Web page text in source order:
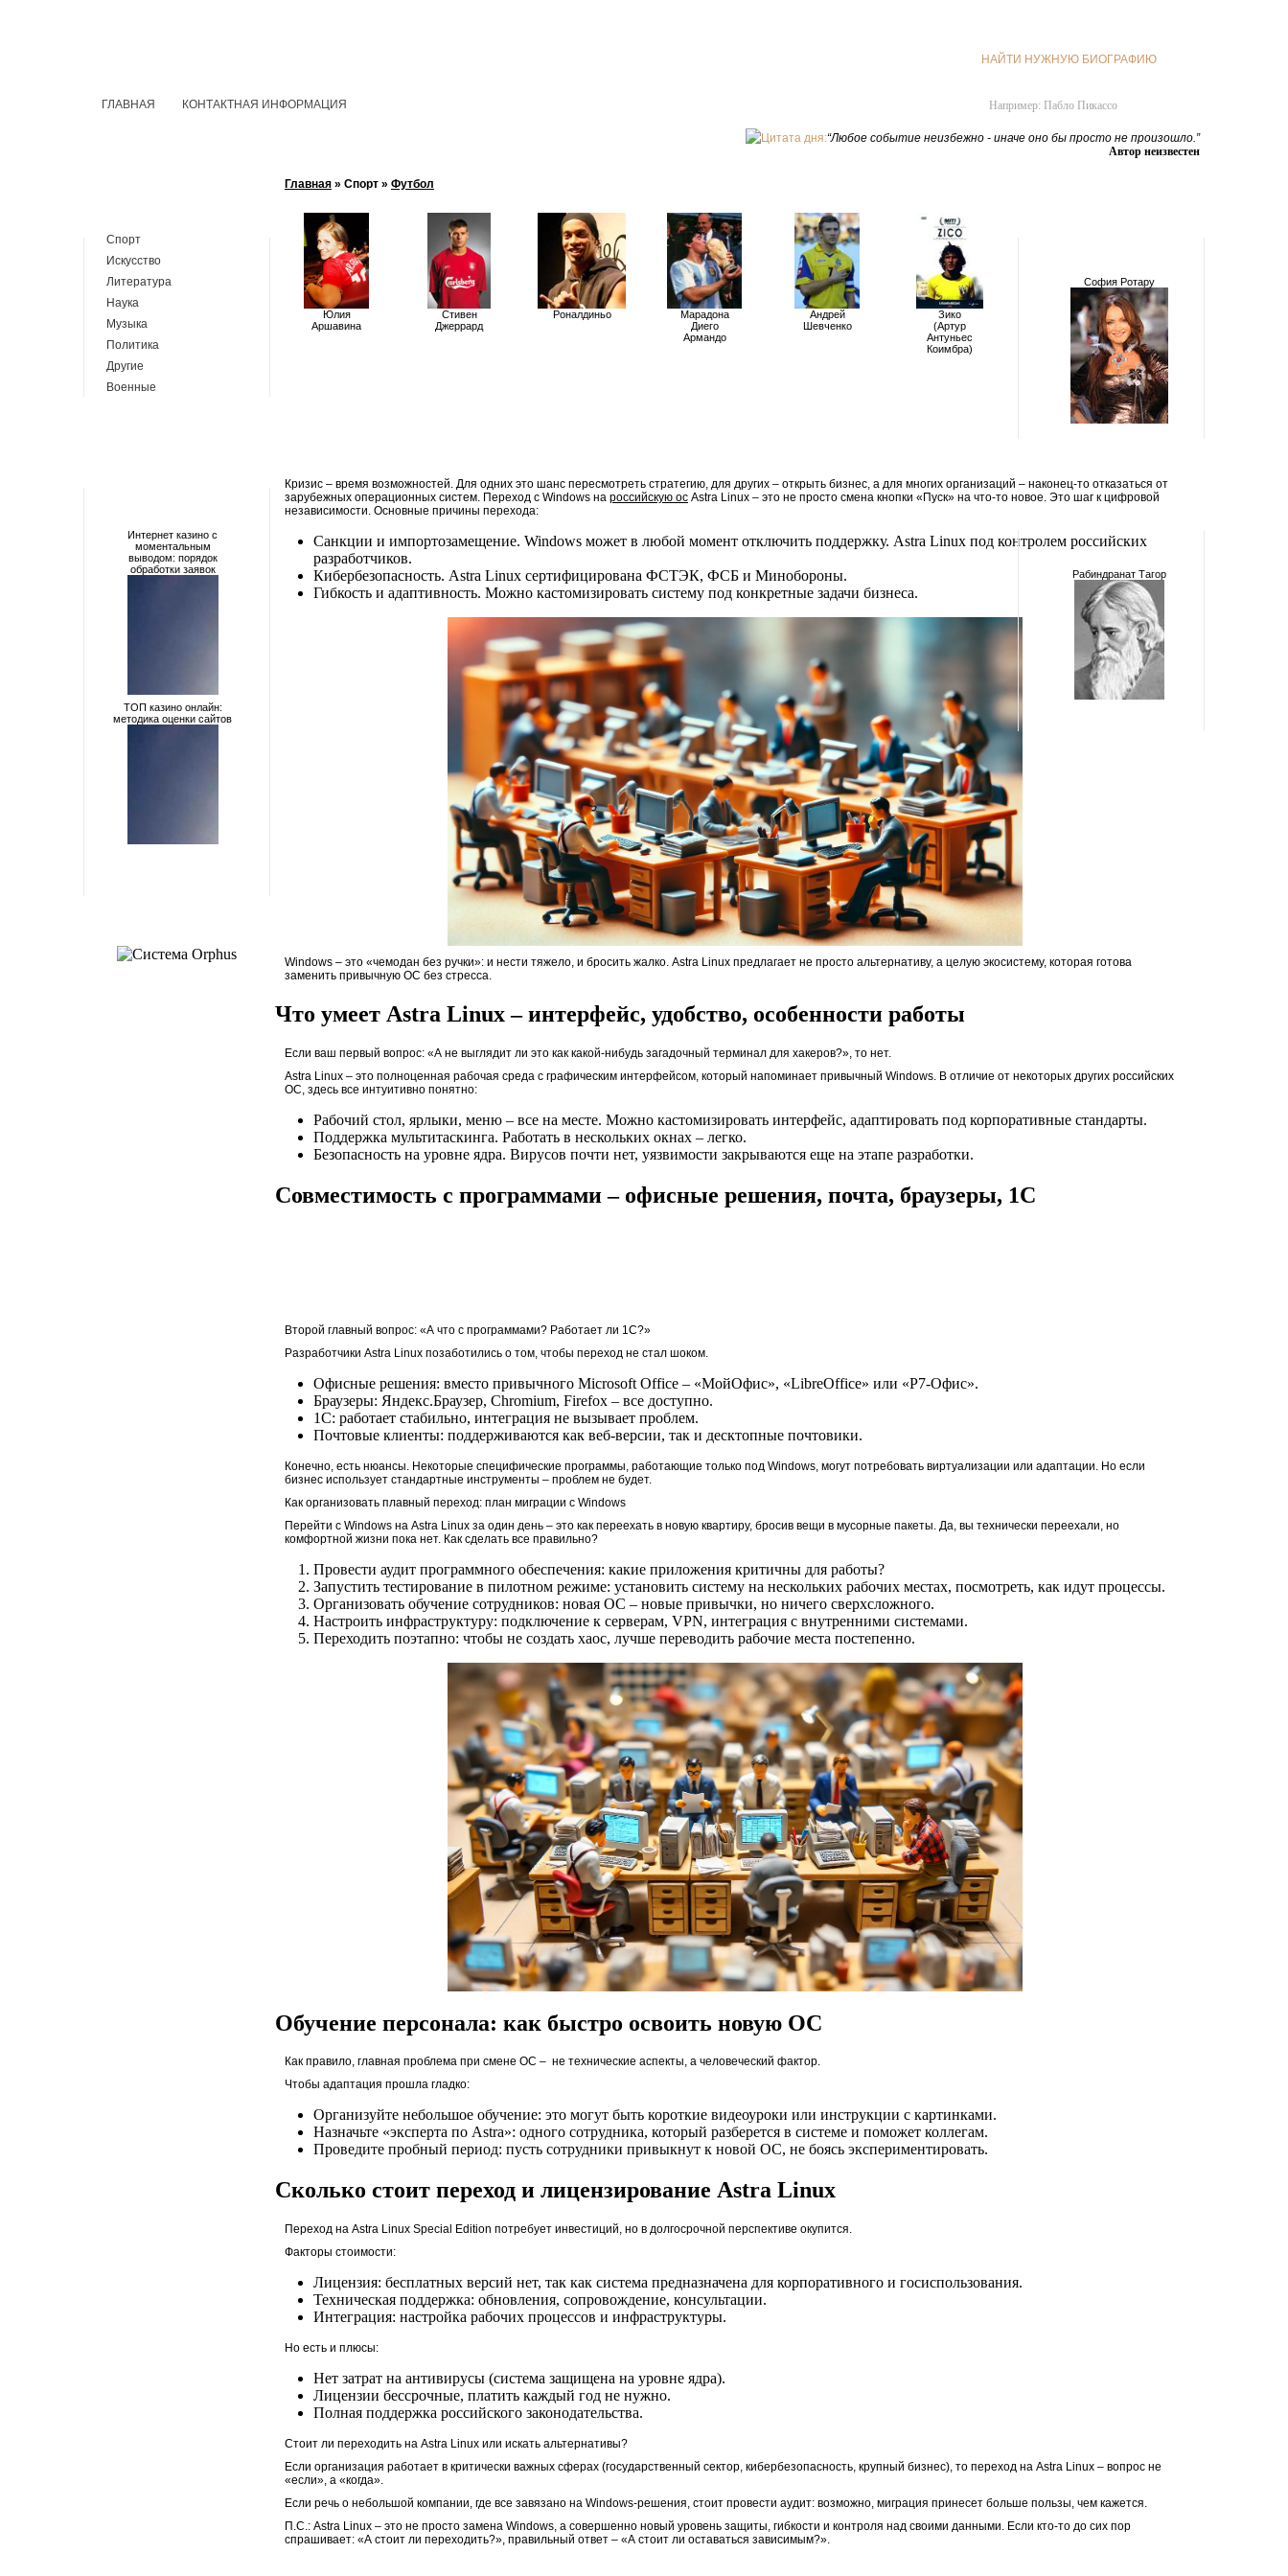
Главная » Спорт » Футбол
Юлия
Аршавина
Стивен
Джеррард
Роналдиньо
Марадона
Диего
Армандо
Андрей
Шевченко
Зико
(Артур
Антуньес
Коимбра)
Кризис – время возможностей. Для одних это шанс пересмотреть стратегию, для других – открыть бизнес, а для многих организаций – наконец-то отказаться от
зарубежных операционных систем. Переход с Windows на российскую ос Astra Linux – это не просто смена кнопки «Пуск» на что-то новое. Это шаг к цифровой
независимости. Основные причины перехода:
Санкции и импортозамещение. Windows может в любой момент отключить поддержку. Astra Linux под контролем российских
разработчиков.
Кибербезопасность. Astra Linux сертифицирована ФСТЭК, ФСБ и Минобороны.
Гибкость и адаптивность. Можно кастомизировать систему под конкретные задачи бизнеса.
Windows – это «чемодан без ручки»: и нести тяжело, и бросить жалко. Astra Linux предлагает не просто альтернативу, а целую экосистему, которая готова
заменить привычную ОС без стресса.
Что умеет Astra Linux – интерфейс, удобство, особенности работы
Если ваш первый вопрос: «А не выглядит ли это как какой-нибудь загадочный терминал для хакеров?», то нет.
Astra Linux – это полноценная рабочая среда с графическим интерфейсом, который напоминает привычный Windows. В отличие от некоторых других российских
ОС, здесь все интуитивно понятно:
Рабочий стол, ярлыки, меню – все на месте. Можно кастомизировать интерфейс, адаптировать под корпоративные стандарты.
Поддержка мультитаскинга. Работать в нескольких окнах – легко.
Безопасность на уровне ядра. Вирусов почти нет, уязвимости закрываются еще на этапе разработки.
Совместимость с программами – офисные решения, почта, браузеры, 1С
Второй главный вопрос: «А что с программами? Работает ли 1С?»
Разработчики Astra Linux позаботились о том, чтобы переход не стал шоком.
Офисные решения: вместо привычного Microsoft Office – «МойОфис», «LibreOffice» или «Р7-Офис».
Браузеры: Яндекс.Браузер, Chromium, Firefox – все доступно.
1С: работает стабильно, интеграция не вызывает проблем.
Почтовые клиенты: поддерживаются как веб-версии, так и десктопные почтовики.
Конечно, есть нюансы. Некоторые специфические программы, работающие только под Windows, могут потребовать виртуализации или адаптации. Но если
бизнес использует стандартные инструменты – проблем не будет.
Как организовать плавный переход: план миграции с Windows
Перейти с Windows на Astra Linux за один день – это как переехать в новую квартиру, бросив вещи в мусорные пакеты. Да, вы технически переехали, но
комфортной жизни пока нет. Как сделать все правильно?
Провести аудит программного обеспечения: какие приложения критичны для работы?
Запустить тестирование в пилотном режиме: установить систему на нескольких рабочих местах, посмотреть, как идут процессы.
Организовать обучение сотрудников: новая ОС – новые привычки, но ничего сверхсложного.
Настроить инфраструктуру: подключение к серверам, VPN, интеграция с внутренними системами.
Переходить поэтапно: чтобы не создать хаос, лучше переводить рабочие места постепенно.
Обучение персонала: как быстро освоить новую ОС
Как правило, главная проблема при смене ОС – не технические аспекты, а человеческий фактор.
Чтобы адаптация прошла гладко:
Организуйте небольшое обучение: это могут быть короткие видеоуроки или инструкции с картинками.
Назначьте «эксперта по Astra»: одного сотрудника, который разберется в системе и поможет коллегам.
Проведите пробный период: пусть сотрудники привыкнут к новой ОС, не боясь экспериментировать.
Сколько стоит переход и лицензирование Astra Linux
Переход на Astra Linux Special Edition потребует инвестиций, но в долгосрочной перспективе окупится.
Факторы стоимости:
Лицензия: бесплатных версий нет, так как система предназначена для корпоративного и госиспользования.
Техническая поддержка: обновления, сопровождение, консультации.
Интеграция: настройка рабочих процессов и инфраструктуры.
Но есть и плюсы:
Нет затрат на антивирусы (система защищена на уровне ядра).
Лицензии бессрочные, платить каждый год не нужно.
Полная поддержка российского законодательства.
Стоит ли переходить на Astra Linux или искать альтернативы?
Если организация работает в критически важных сферах (государственный сектор, кибербезопасность, крупный бизнес), то переход на Astra Linux – вопрос не
«если», а «когда».
Если речь о небольшой компании, где все завязано на Windows-решения, стоит провести аудит: возможно, миграция принесет больше пользы, чем кажется.
П.С.: Astra Linux – это не просто замена Windows, а совершенно новый уровень защиты, гибкости и контроля над своими данными. Если кто-то до сих пор
спрашивает: «А стоит ли переходить?», правильный ответ – «А стоит ли оставаться зависимым?».
ГЛАВНАЯ КОНТАКТНАЯ ИНФОРМАЦИЯ
НАЙТИ НУЖНУЮ БИОГРАФИЮ
Например: Пабло Пикассо
“Любое событие неизбежно - иначе оно бы просто не произошло.”
Цитата дня:
Автор неизвестен
Спорт
Искусство
Литература
Наука
Музыка
Политика
Другие
Военные
Интернет казино с
моментальным
выводом: порядок
обработки заявок
ТОП казино онлайн:
методика оценки сайтов
София Ротару
Дэвид Духовны
Рабиндранат Тагор